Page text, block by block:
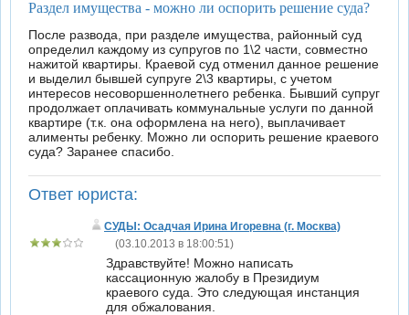
Раздел имущества - можно ли оспорить решение суда?
После развода, при разделе имущества, районный суд
определил каждому из супругов по 1\2 части, совместно
нажитой квартиры. Краевой суд отменил данное решение
и выделил бывшей супруге 2\3 квартиры, с учетом
интересов несоворшеннолетнего ребенка. Бывший супруг
продолжает оплачивать коммунальные услуги по данной
квартире (т.к. она оформлена на него), выплачивает
алименты ребенку. Можно ли оспорить решение краевого
суда? Заранее спасибо.
Ответ юриста:
СУДЫ: Осадчая Ирина Игоревна (г. Москва)
(03.10.2013 в 18:00:51)
Здравствуйте! Можно написать
кассационную жалобу в Президиум
краевого суда. Это следующая инстанция
для обжалования.